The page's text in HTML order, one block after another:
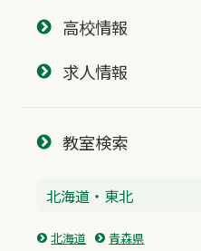
高校情報
求人情報
教室検索
北海道・東北
北海道 青森県